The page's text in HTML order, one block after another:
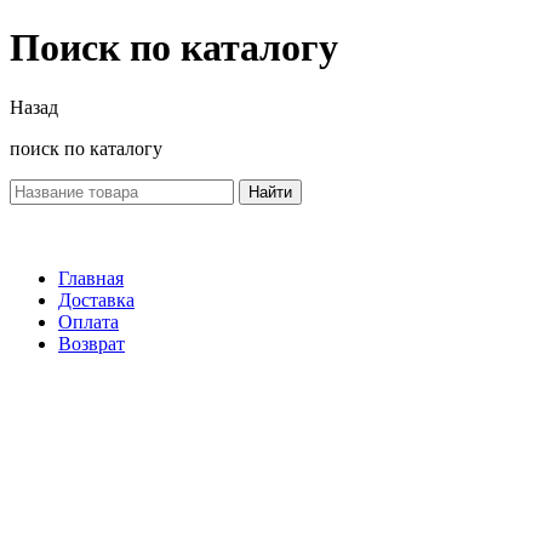
Поиск по каталогу
Назад
поиск по каталогу
Найти
Главная
Доставка
Оплата
Возврат